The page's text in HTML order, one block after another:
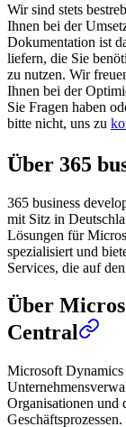
Wir sind stets
Ihnen bei der
Dokumentation ist
liefern, die Sie
zu nutzen. Wir
Ihnen bei der
Sie Fragen haben
bitte nicht, uns zu
Über 365
365 business
mit Sitz in
Lösungen für
spezialisiert und
Services, die auf
Über
Central
Microsoft Dynamics
Organisationen und